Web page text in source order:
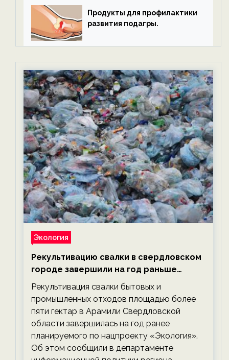
Продукты для профилактики
развития подагры.
Экология
Рекультивацию свалки в свердловском
городе завершили на год раньше
планируемого срока — новости
экологии на ECOportal
Рекультивация свалки бытовых и
промышленных отходов площадью более
пяти гектар в Арамили Свердловской
области завершилась на год ранее
планируемого по нацпроекту «Экология».
Об этом сообщили в департаменте